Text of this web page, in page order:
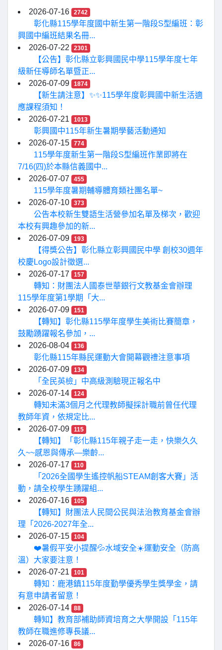
2026-07-16 2742
彰化縣115學年度國中新生第一階段S型編班：彰
興國中編班結果名冊...
2026-07-22
2301
【公告】彰化縣立彰興國民中學115學年度七年
級新任導師名單暨正...
2026-07-09
1874
【新生請注意】✨✨115學年度彰興國中新生活適
應課程須知！
2026-07-21
1013
彰興國中115年新生暑期學藝活動通知
2026-07-15
774
115學年度新生第一階段S型編班作業即將在
7/16(四)於本縣信義國中...
2026-07-07
455
115學年度暑期輔導體育類社團名單~
2026-07-10
373
公告本校新生雙語生活營參加名單及梯次，歡迎
本校有興趣參加的新...
2026-07-09
193
【得獎公告】彰化縣立彰興國民中學 創校30週年
校慶Logo設計徵選...
2026-07-17
157
轉知：財團法人國泰世華銀行文教基金會辦理
115學年度第1學期「大...
2026-07-09
151
【轉知】彰化縣115學年度學生美術比賽簡章，
鼓勵踴躍報名參加，...
2026-08-04
136
彰化縣115年縣民運動大會開幕觀禮注意事項
2026-07-09
134
「全民英檢」中高級測驗現正報名中
2026-07-14
124
轉知未滿3個月之代理教師擬採計職前曾任代理
教師年資，依規定比...
2026-07-09
115
【轉知】「彰化縣115年親子走一走，快樂久久
久~~感恩與傳承—樂齡...
2026-07-17
110
「2026全國學生遙控帆船STEAM創客大賽」活
動，請全校學生踴躍組...
2026-07-16
105
【轉知】財團法人民間公民與法治教育基金會辦
理「2026-2027年全...
2026-07-15
104
❤️暑假平安小提醒💦水域安全☀️運動安全（防高
溫）大家要注意！
2026-07-21
101
轉知：鹿港鎮115年度勤學優秀學生獎學金，請
有意申請者留意！
2026-07-14
88
轉知】教育部補助師資培育之大學開設「115年
教師在職進修專長議...
2026-07-16
86